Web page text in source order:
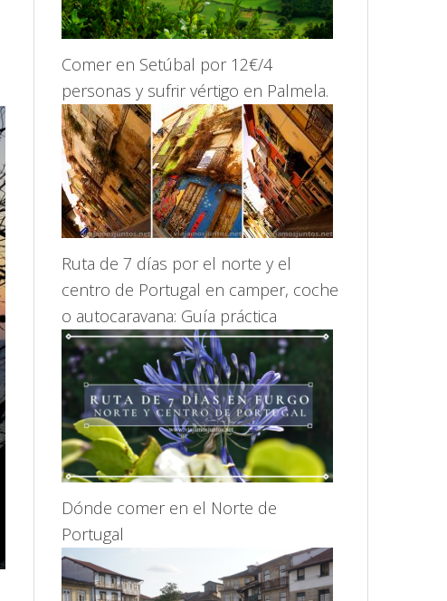
Comer en Setúbal por 12€/4
personas y sufrir vértigo en Palmela.
Ruta de 7 días por el norte y el
centro de Portugal en camper, coche
o autocaravana: Guía práctica
Dónde comer en el Norte de
Portugal